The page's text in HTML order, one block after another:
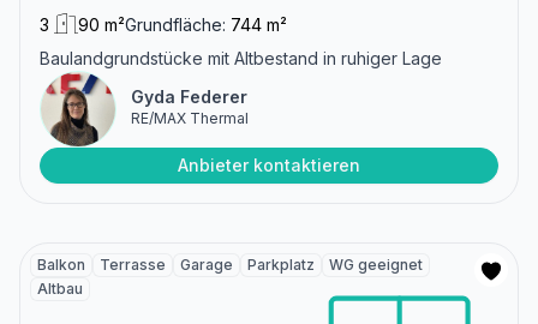
3 90 m²Grundfläche: 744 m²
Baulandgrundstücke mit Altbestand in ruhiger Lage
Gyda Federer
RE/MAX Thermal
Anbieter kontaktieren
Balkon Terrasse Garage Parkplatz
WG geeignet
Altbau